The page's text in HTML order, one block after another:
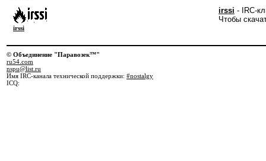
irssi
irssi - IRC-
Чтобы
© Объединение "Паравозек™"
ru54.com
nspu@list.ru
Имя IRC-канала технической поддержки: #nostalgy
ICQ: